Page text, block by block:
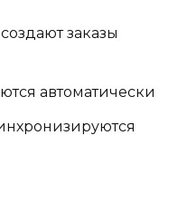
заказы
автоматически